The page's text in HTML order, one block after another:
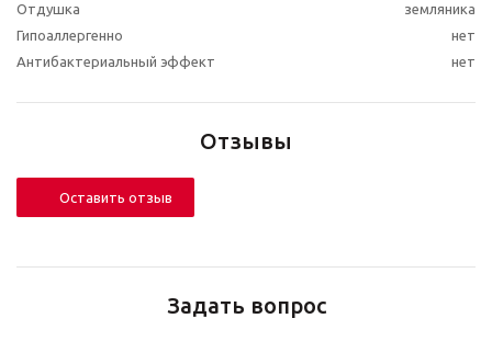
Отдушка
земляника
Гипоаллергенно
нет
Антибактериальный эффект
нет
Отзывы
Оставить отзыв
Задать вопрос